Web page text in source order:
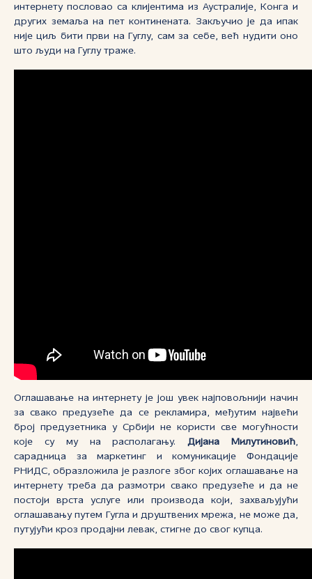
интернету пословао са клијентима из Аустралије, Конга и
других земаља на пет континената. Закључио је да ипак
није циљ бити први на Гуглу, сам за себе, већ нудити оно
што људи на Гуглу траже.
Оглашавање на интернету је још увек најповољнији начин
за свако предузеће да се рекламира, међутим највећи
број предузетника у Србији не користи све могућности
које су му на располагању.Дијана Милутиновић,
сарадница за маркетинг и комуникације Фондације
РНИДС, образложила је разлоге због којих оглашавање на
интернету треба да размотри свако предузеће и да не
постоји врста услуге или производа који, захваљујући
оглашавању путем Гугла и друштвених мрежа, не може да,
путујући кроз продајни левак, стигне до свог купца.